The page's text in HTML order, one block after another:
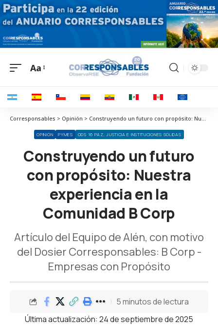
Aa
Corresponsables > Opinión > Construyendo un futuro con propósito: Nuestra experiencia en la Comunidad B Corp
OPINIÓN PYMES ODS 16 PAZ, JUSTICIA E INSTITUCIONES SÓLIDAS
Construyendo un futuro
con propósito: Nuestra
experiencia en la
Comunidad B Corp
Artículo del Equipo de Alén, con motivo
del Dosier Corresponsables: B Corp -
Empresas con Propósito
Última actualización: 24 de septiembre de 2025
5 minutos de lectura